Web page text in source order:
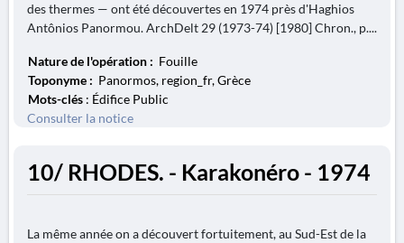
des thermes — ont été découvertes en 1974 près d'Haghios
Antônios Panormou. ArchDelt 29 (1973-74) [1980] Chron., p....
Nature de l'opération : Fouille
Toponyme : Panormos, region_fr, Grèce
Mots-clés : Édifice Public
Consulter la notice
10/ RHODES. - Karakonéro - 1974
La même année on a découvert fortuitement, au Sud-Est de la